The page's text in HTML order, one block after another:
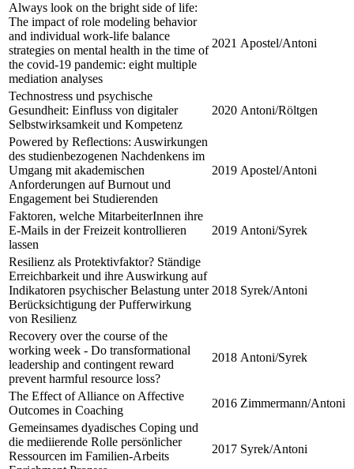
Always look on the bright side of life:
The impact of role modeling behavior
and individual work-life balance
strategies on mental health in the time of
the covid-19 pandemic: eight multiple
mediation analyses
2021 Apostel/Antoni
Technostress und psychische
Gesundheit: Einfluss von digitaler
Selbstwirksamkeit und Kompetenz
2020 Antoni/Röltgen
Powered by Reflections: Auswirkungen
des studienbezogenen Nachdenkens im
Umgang mit akademischen
Anforderungen auf Burnout und
Engagement bei Studierenden
2019 Apostel/Antoni
Faktoren, welche MitarbeiterInnen ihre
E-Mails in der Freizeit kontrollieren
lassen
2019 Antoni/Syrek
Resilienz als Protektivfaktor? Ständige
Erreichbarkeit und ihre Auswirkung auf
Indikatoren psychischer Belastung unter
Berücksichtigung der Pufferwirkung
von Resilienz
2018 Syrek/Antoni
Recovery over the course of the
working week - Do transformational
leadership and contingent reward
prevent harmful resource loss?
2018 Antoni/Syrek
The Effect of Alliance on Affective
Outcomes in Coaching
2016 Zimmermann/Antoni
Gemeinsames dyadisches Coping und
die mediierende Rolle persönlicher
Ressourcen im Familien-Arbeits
2017 Syrek/Antoni